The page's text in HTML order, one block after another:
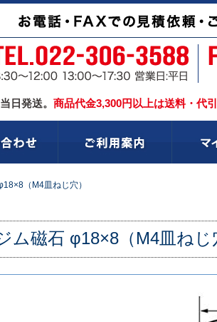
日発送。 商品代金3,300円以上は送料・代
（M4皿ねじ穴）
ム磁石 φ18×8（M4皿ねじ